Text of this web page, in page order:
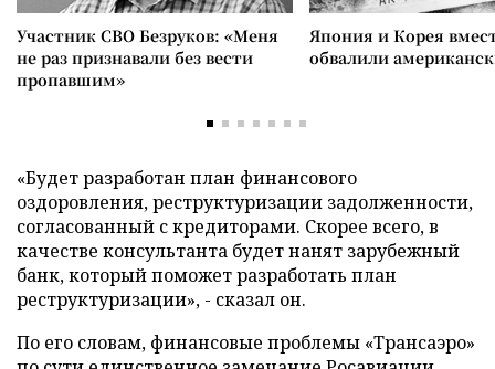
Участник СВО Безруков: «Меня
не раз признавали без вести
пропавшим»
Япония и Корея
обвалили
«Будет разработан план финансового
оздоровления, реструктуризации задолженности,
согласованный с кредиторами. Скорее всего, в
качестве консультанта будет нанят зарубежный
банк, который поможет разработать план
реструктуризации», - сказал он.
По его словам, финансовые проблемы «Трансаэро»